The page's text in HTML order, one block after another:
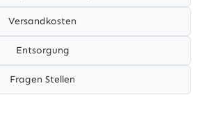
Versandkosten
Entsorgung
Fragen Stellen